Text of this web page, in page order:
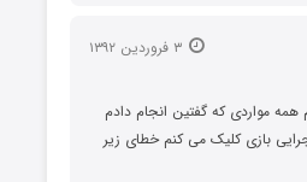
۳ فروردین ۱۳۹۲
مواردی که گفتین انجام دادم
بازی کلیک می کنم خطای زیر